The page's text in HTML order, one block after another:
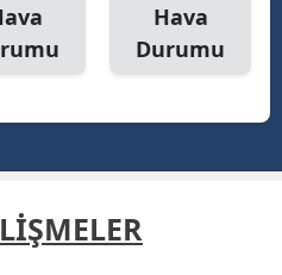
Hava
Durumu